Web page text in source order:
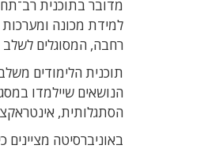
מדובר בתוכנית
למידת מכונה
רחבה, המסוגלים לשלב
תוכנית הלימודים
הנושאים שיילמדו
הסתגלותית,